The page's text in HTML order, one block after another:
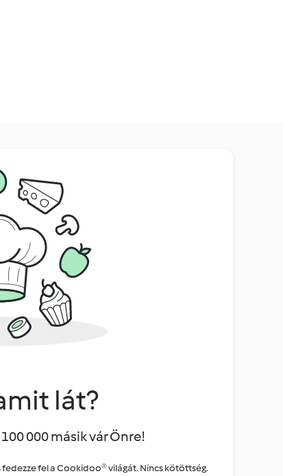
lát?
000 másik vár Önre!
fel a Cookidoo® világát. Nincs kötöttség.